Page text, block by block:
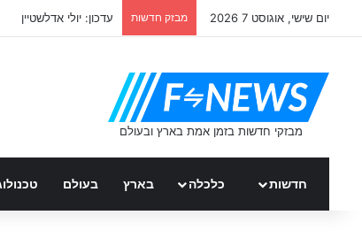
יום שישי, אוגוסט 7 2026 מבזק חדשות עדכון: יולי אדלשטיין
חדשות כלכלה בארץ בעולם